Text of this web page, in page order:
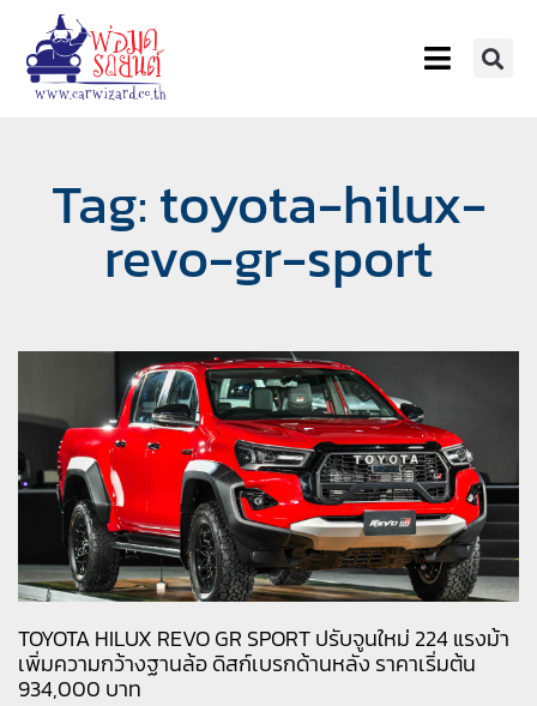
Tag: toyota-hilux-
revo-gr-sport
TOYOTA HILUX REVO GR SPORT ปรับจูนใหม่ 224 แรงม้า
เพิ่มความกว้างฐานล้อ ดิสก์เบรกด้านหลัง ราคาเริ่มต้น
934,000 บาท